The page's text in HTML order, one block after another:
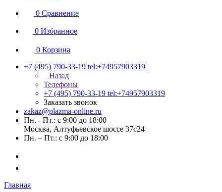
0 Сравнение
0 Избранное
0 Корзина
+7 (495) 790-33-19 tel:+74957903319
Назад
Телефоны
+7 (495) 790-33-19 tel:+74957903319
Заказать звонок
zakaz@plazma-online.ru
Пн. - Пт.: с 9:00 до 18:00
Москва, Алтуфьевское шоссе 37с24
Пн. – Пт.: с 9:00 до 18:00
Главная